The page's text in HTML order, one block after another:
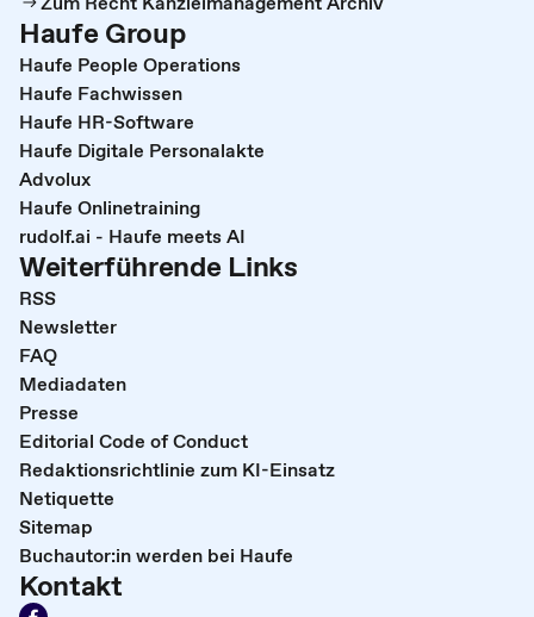
Haufe Group
Haufe People Operations
Haufe Fachwissen
Haufe HR-Software
Haufe Digitale Personalakte
Advolux
Haufe Onlinetraining
rudolf.ai - Haufe meets AI
Weiterführende Links
RSS
Newsletter
FAQ
Mediadaten
Presse
Editorial Code of Conduct
Redaktionsrichtlinie zum KI-Einsatz
Netiquette
Sitemap
Buchautor:in werden bei Haufe
Kontakt